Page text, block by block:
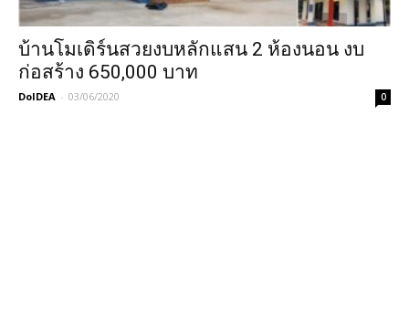
บ้านโมเดิร์นสวยงบหลักแสน 2 ห้องนอน งบ
ก่อสร้าง 650,000 บาท
DoIDEA - 03/06/2020 0